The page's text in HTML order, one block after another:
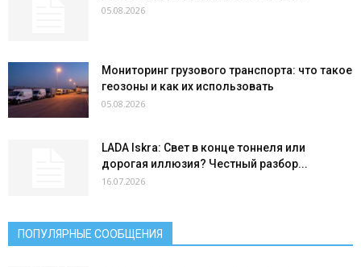
05.08.2026
Мониторинг грузового транспорта: что такое
геозоны и как их использовать
05.08.2026
LADA Iskra: Свет в конце тоннеля или
дорогая иллюзия? Честный разбор...
16.07.2026
ПОПУЛЯРНЫЕ СООБЩЕНИЯ